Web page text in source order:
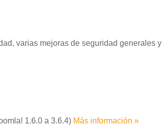
varias mejoras de seguridad generales y
1.6.0 a 3.6.4) Más información »